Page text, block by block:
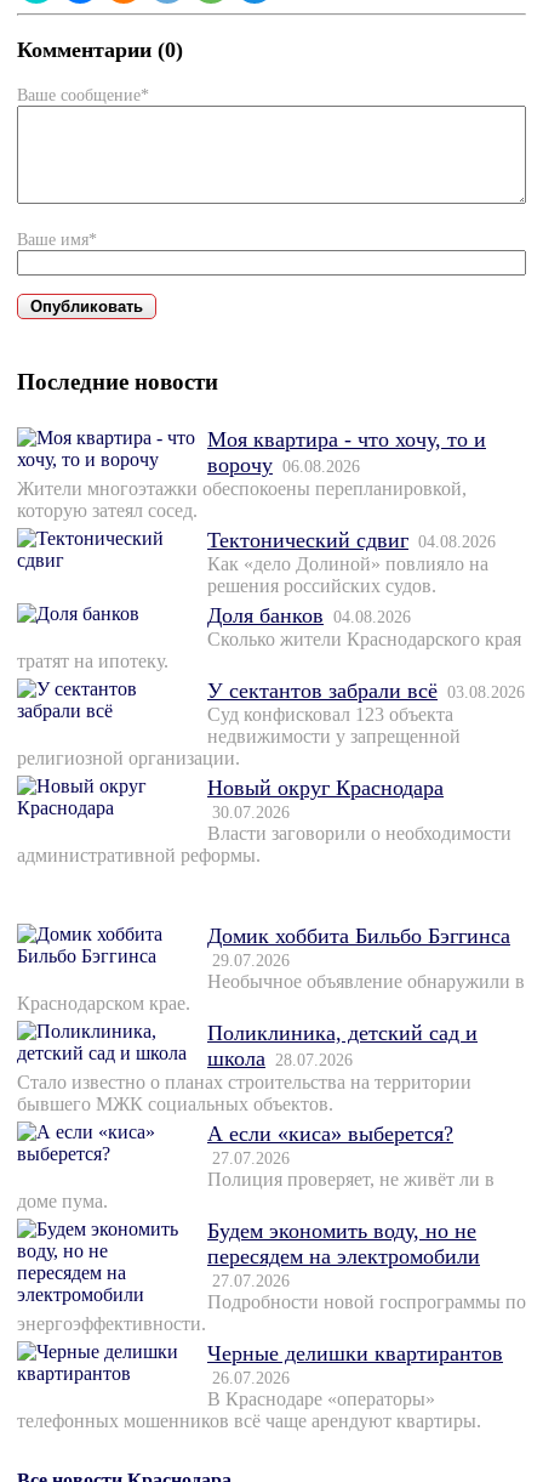
Комментарии (0)
Ваше сообщение*
Ваше имя*
Последние новости
Моя квартира - что хочу, то и
ворочу 06.08.2026
Жители многоэтажки обеспокоены перепланировкой,
которую затеял сосед.
Тектонический сдвиг 04.08.2026
Как «дело Долиной» повлияло на
решения российских судов.
Доля банков 04.08.2026
Сколько жители Краснодарского края
тратят на ипотеку.
У сектантов забрали всё 03.08.2026
Суд конфисковал 123 объекта
недвижимости у запрещенной
религиозной организации.
Новый округ Краснодара
30.07.2026
Власти заговорили о необходимости
административной реформы.
Домик хоббита Бильбо Бэггинса
29.07.2026
Необычное объявление обнаружили в
Краснодарском крае.
Поликлиника, детский сад и
школа 28.07.2026
Стало известно о планах строительства на территории
бывшего МЖК социальных объектов.
А если «киса» выберется?
27.07.2026
Полиция проверяет, не живёт ли в
доме пума.
Будем экономить воду, но не
пересядем на электромобили
27.07.2026
Подробности новой госпрограммы по
энергоэффективности.
Черные делишки квартирантов
26.07.2026
В Краснодаре «операторы»
телефонных мошенников всё чаще арендуют квартиры.